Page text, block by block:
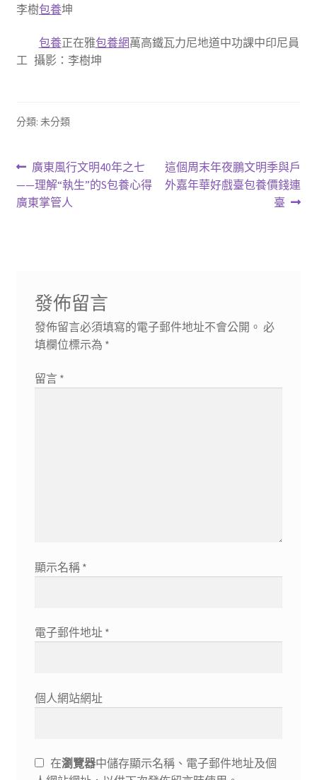
李樹包養坤
包養正在雅包養網萬高鐵瓦力尼地道中功課中印尼員
工 攝影：李樹坤
分類: 未分類
文
章
上
一
篇
廣東風行文明40年之七
——理解“執生”的S包養心得
廣東掌管人
下
一
這個周末年夜鵬文明季與戶
外嘉年華好戲臺包養價錢連
臺
發佈留言
發佈留言必須填寫的電子郵件地址不會公開。 必
填欄位標示為 *
留言 *
顯示名稱 *
電子郵件地址 *
個人網站網址
在瀏覽器中儲存顯示名稱、電子郵件地址及個